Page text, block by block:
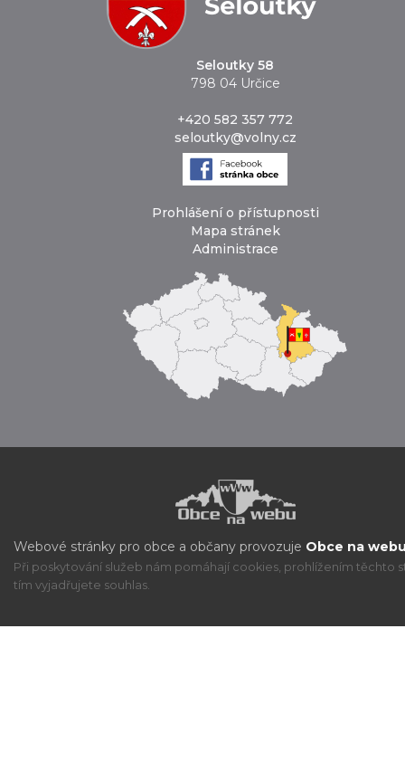
Seloutky 58
798 04 Určice
+420 582 357 772
seloutky@volny.cz
Prohlášení o přístupnosti
Mapa stránek
Administrace
Webové stránky pro obce a občany provozuje Obce na
Při poskytování služeb nám pomáhají cookies, prohlížením těchto
tím vyjadřujete souhlas.